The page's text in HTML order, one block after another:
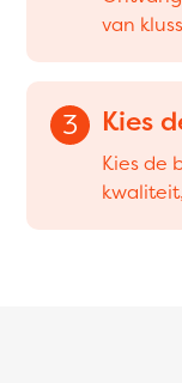
van
3 Kies
Kies de